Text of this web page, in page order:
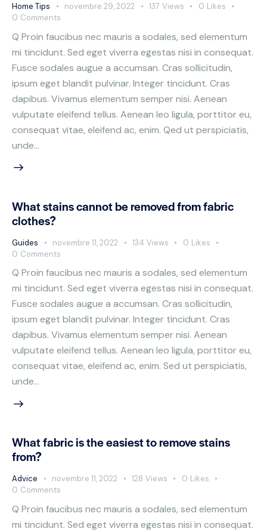
Home Tips novembre 29, 2022 137 Views 0 Likes
0 Comments
Q Proin faucibus nec mauris a sodales, sed elementum
mi tincidunt. Sed eget viverra egestas nisi in consequat.
Fusce sodales augue a accumsan. Cras sollicitudin,
ipsum eget blandit pulvinar. Integer tincidunt. Cras
dapibus. Vivamus elementum semper nisi. Aenean
vulputate eleifend tellus. Aenean leo ligula, porttitor eu,
consequat vitae, eleifend ac, enim. Qed ut perspiciatis,
unde…
What stains cannot be removed from fabric
clothes?
Guides novembre 11, 2022 134 Views 0 Likes
0 Comments
Q Proin faucibus nec mauris a sodales, sed elementum
mi tincidunt. Sed eget viverra egestas nisi in consequat.
Fusce sodales augue a accumsan. Cras sollicitudin,
ipsum eget blandit pulvinar. Integer tincidunt. Cras
dapibus. Vivamus elementum semper nisi. Aenean
vulputate eleifend tellus. Aenean leo ligula, porttitor eu,
consequat vitae, eleifend ac, enim. Sed ut perspiciatis,
unde…
What fabric is the easiest to remove stains
from?
Advice novembre 11, 2022 128 Views 0 Likes
0 Comments
Q Proin faucibus nec mauris a sodales, sed elementum
mi tincidunt. Sed eget viverra egestas nisi in consequat.